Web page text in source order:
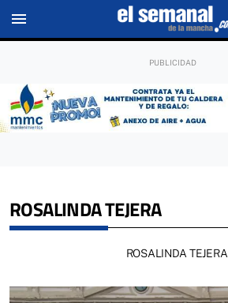
menu
ROSALINDA TEJERA
ROSALINDA TEJERA